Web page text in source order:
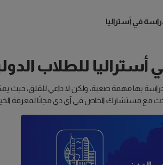
في أستراليا
للطلاب
بها مهمة صعبة، ولكن لا داعي للقلق، حيث
مع مستشارك الخاص في آي دي مجانًا لمعرفة